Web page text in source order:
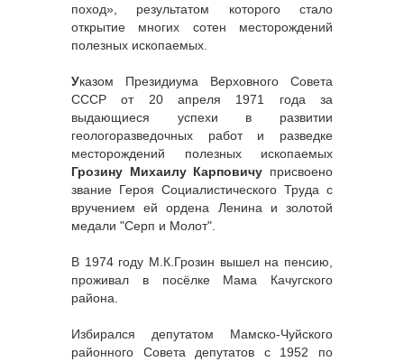
поход», результатом которого стало
открытие многих сотен месторождений
полезных ископаемых.
Указом Президиума Верховного Совета
СССР от 20 апреля 1971 года за
выдающиеся успехи в развитии
геологоразведочных работ и разведке
месторождений полезных ископаемых
Грозину Михаилу Карповичу присвоено
звание Героя Социалистического Труда с
вручением ей ордена Ленина и золотой
медали "Серп и Молот".
В 1974 году М.К.Грозин вышел на пенсию,
проживал в посёлке Мама Качугского
района.
Избирался депутатом Мамско-Чуйского
районного Совета депутатов с 1952 по